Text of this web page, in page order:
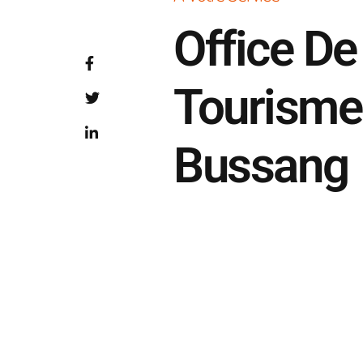
Office De
Bussang